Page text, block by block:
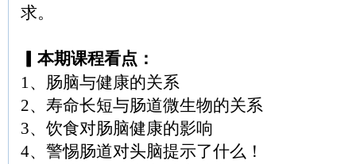
求。
▎本期课程看点：
1、肠脑与健康的关系
2、寿命长短与肠道微生物的关系
3、饮食对肠脑健康的影响
4、警惕肠道对头脑提示了什么！